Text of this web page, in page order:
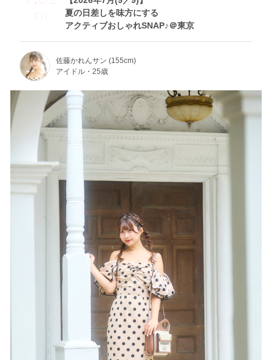
Fri
夏の日差しを味方にする
アクティブおしゃれSNAP♪＠東京
佐藤かれんサン (155cm)
アイドル・25歳